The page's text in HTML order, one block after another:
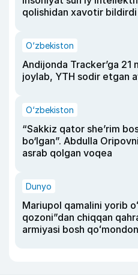
qolishidan xavotir bildirdi
O‘zbekiston
Andijonda Tracker’ga 21
joylab, YTH sodir etgan
O‘zbekiston
“Sakkiz qator she’rim
bo‘lgan”. Abdulla
asrab qolgan voqea
Dunyo
Mariupol qamalini yorib
qozoni”dan chiqqan
armiyasi bosh